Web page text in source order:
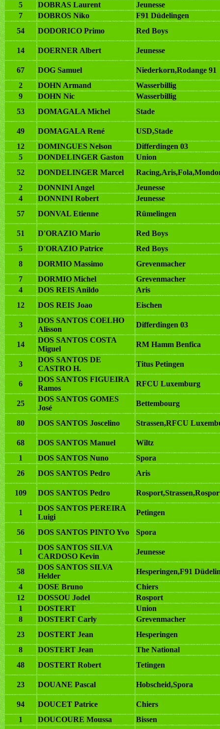
5
DOBRAS Laurent
Jeunesse
7
DOBROS Niko
F91 Düdelingen
54
DODORICO Primo Red Boys
14 DOERNER Albert Jeunesse
67 DOG Samuel
Niederkorn,Rodange 91
2
DOHN Armand
Wasserbillig
9
DOHN Nic
Wasserbillig
53
DOMAGALA Michel Stade
49 DOMAGALA René
USD,Stade
12
DOMINGUES Nelson
Differdingen 03
5
DONDELINGER Gaston
Union
52
DONDELINGER Marcel
2
DONNINI Angel
Jeunesse
4
DONNINI Robert
Jeunesse
57
DONVAL Etienne Rümelingen
51 D'ORAZIO Mario
Red Boys
5
D'ORAZIO Patrice
Red Boys
8
DORMIO Massimo
Grevenmacher
7
DORMIO Michel
Grevenmacher
4
DOS REIS Anildo
Aris
12
DOS REIS Joao Eischen
3
DOS SANTOS COELHO
Alisson
Differdingen 03
14
DOS SANTOS COSTA
Miguel
RM Hamm Benfica
3
DOS SANTOS DE
CASTRO H.
Titus Petingen
6
DOS SANTOS FIGUEIRA
Ramos
RFCU Luxemburg
25
DOS SANTOS GOMES
José
Bettembourg
80 DOS SANTOS Joscelino Strassen,RFCU
68 DOS SANTOS Manuel
Wiltz
1
DOS SANTOS Nuno
Spora
26
DOS SANTOS Pedro Aris
109 DOS SANTOS Pedro
1
DOS SANTOS PEREIRA
Luigi
Petingen
56 DOS SANTOS PINTO Yvo Spora
1
DOS SANTOS SILVA
CARDOSO Kevin
Jeunesse
58
DOS SANTOS SILVA
Helder
Hesperingen,F91
4
DOSE Bruno
Chiers
12
DOSSOU Jodel
Rosport
1
DOSTERT
Union
8
DOSTERT Carly
Grevenmacher
23
DOSTERT Jean
Hesperingen
8
DOSTERT Jean
The National
48
DOSTERT Robert Tetingen
23 DOUANE Pascal Hobscheid,Spora
94 DOUCET Patrice
Chiers
1
DOUCOURE Moussa Bissen